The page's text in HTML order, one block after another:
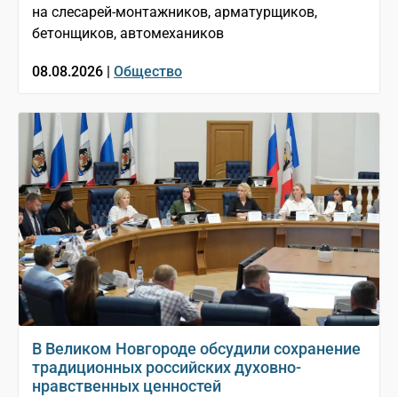
на слесарей-монтажников, арматурщиков,
бетонщиков, автомехаников
08.08.2026 | Общество
В Великом Новгороде обсудили сохранение
традиционных российских духовно-
нравственных ценностей